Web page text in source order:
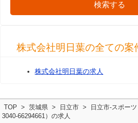
検索する
株式会社明日葉の全ての案
株式会社明日葉の求人
TOP 茨城県 日立市 日立市-スポーツ
3040-66294661）の求人